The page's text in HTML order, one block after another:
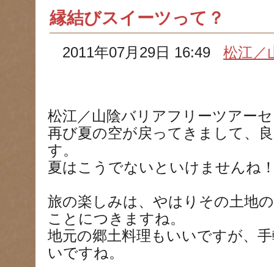
縁結びスイーツって？
2011年07月29日 16:49松江／
松江／山陰バリアフリーツアー
再び夏の空が戻ってきまして、
す。
夏はこうでないといけませんね
旅の楽しみは、やはりその土地
ことにつきますね。
地元の郷土料理もいいですが、
いですね。